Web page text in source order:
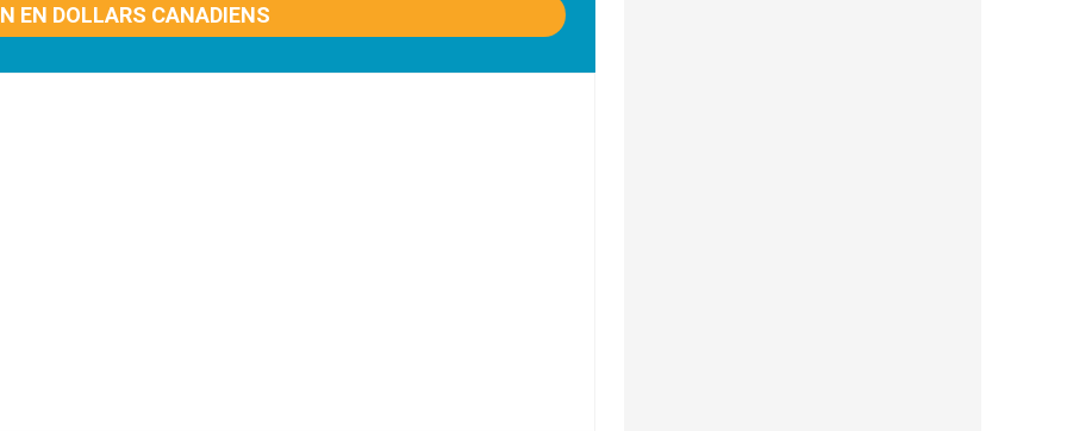
EN DOLLARS CANADIENS